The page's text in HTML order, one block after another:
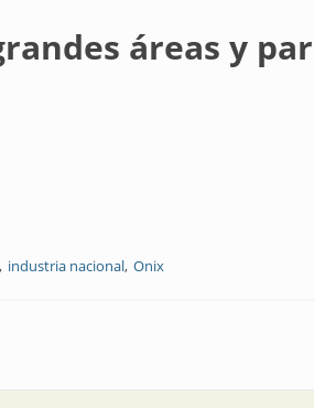
áreas y
industria nacional Onix